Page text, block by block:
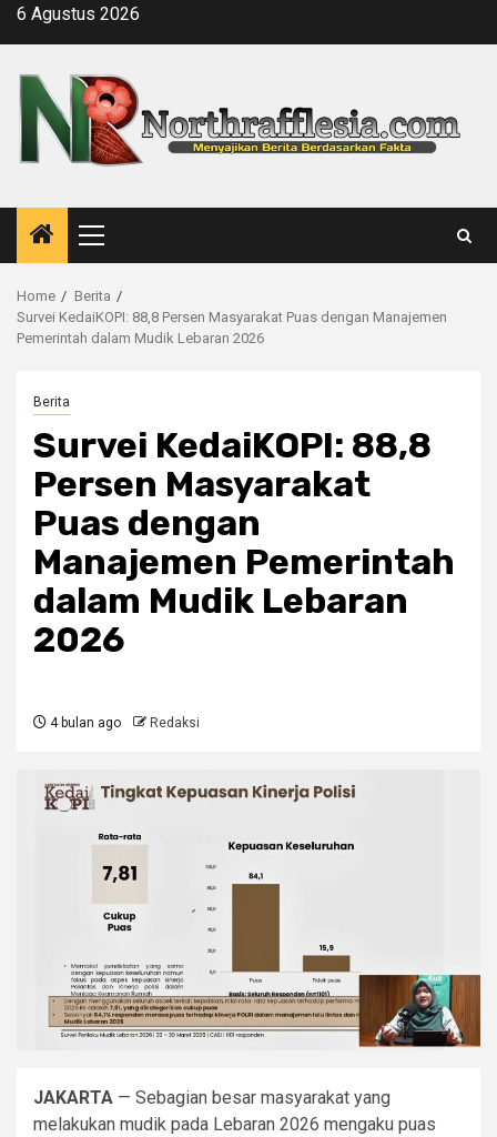
Skip6 Agustus 2026
Primary
Menu
Home
Berita
Survei KedaiKOPI: 88,8 Persen Masyarakat Puas dengan Manajemen
Pemerintah dalam Mudik Lebaran 2026
Berita
Survei KedaiKOPI: 88,8
Persen Masyarakat
Puas dengan
Manajemen Pemerintah
dalam Mudik Lebaran
2026
4 bulan ago Redaksi
JAKARTA — Sebagian besar masyarakat yang
melakukan mudik pada Lebaran 2026 mengaku puas